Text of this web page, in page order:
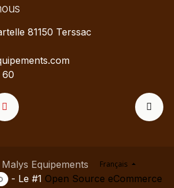
81150 Terssac
60
Equipements Français
- Le #1 Open Source eCommerce